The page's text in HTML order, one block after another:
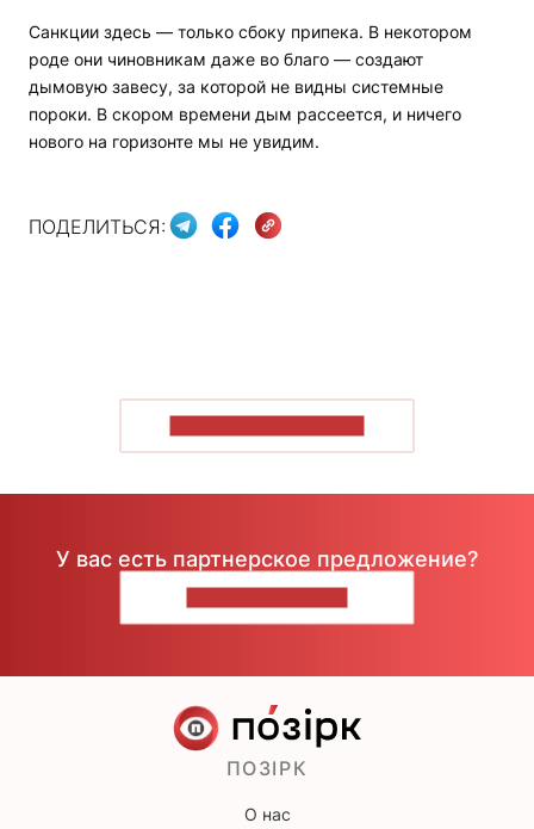
Санкции здесь — только сбоку припека. В некотором
роде они чиновникам даже во благо — создают
дымовую завесу, за которой не видны системные
пороки. В скором времени дым рассеется, и ничего
нового на горизонте мы не увидим.
ПОДЕЛИТЬСЯ:
У вас есть партнерское предложение?
ПОЗІРК
О нас